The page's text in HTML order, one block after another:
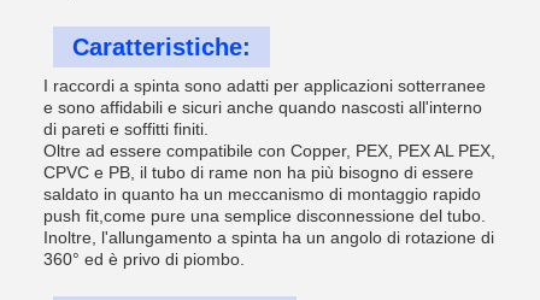
Caratteristiche:
I raccordi a spinta sono adatti per applicazioni sotterranee
e sono affidabili e sicuri anche quando nascosti all'interno
di pareti e soffitti finiti.
Oltre ad essere compatibile con Copper, PEX, PEX AL PEX,
CPVC e PB, il tubo di rame non ha più bisogno di essere
saldato in quanto ha un meccanismo di montaggio rapido
push fit,come pure una semplice disconnessione del tubo.
Inoltre, l'allungamento a spinta ha un angolo di rotazione di
360° ed è privo di piombo.